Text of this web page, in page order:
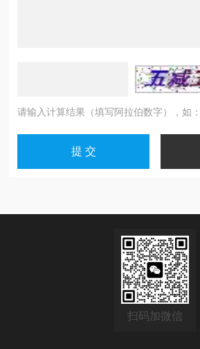
请输入计算结果（填写阿拉伯数字），如
扫码加微信